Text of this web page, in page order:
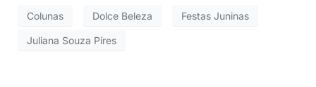
Colunas Dolce Beleza Festas Juninas
Juliana Souza Pires